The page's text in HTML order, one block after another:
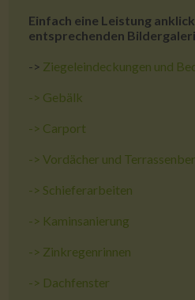
Einfach eine Leistung
entsprechenden
-> Ziegeleindeckungen und
-> Gebälk
-> Carport
->Vordächer und
-> Schieferarbeiten
-> Kaminsanierung
-> Zinkregenrinnen
-> Dachfenster